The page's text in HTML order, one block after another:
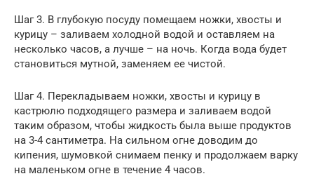
Шаг 3. В глубокую посуду помещаем ножки, хвосты и
курицу – заливаем холодной водой и оставляем на
несколько часов, а лучше – на ночь. Когда вода будет
становиться мутной, заменяем ее чистой.
Шаг 4. Перекладываем ножки, хвосты и курицу в
кастрюлю подходящего размера и заливаем водой
таким образом, чтобы жидкость была выше продуктов
на 3-4 сантиметра. На сильном огне доводим до
кипения, шумовкой снимаем пенку и продолжаем варку
на маленьком огне в течение 4 часов.